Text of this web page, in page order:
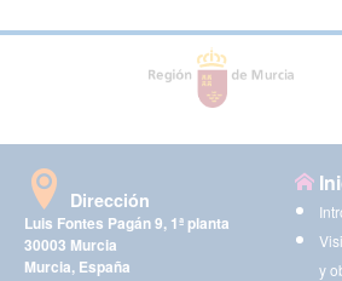
Dirección
Luis Fontes Pagán 9, 1ª planta
30003 Murcia
Murcia, España
y